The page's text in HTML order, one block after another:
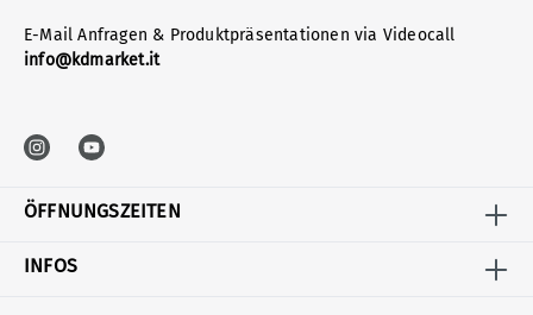
E-Mail Anfragen & Produktpräsentationen via Videocall
info@kdmarket.it
ÖFFNUNGSZEITEN
INFOS